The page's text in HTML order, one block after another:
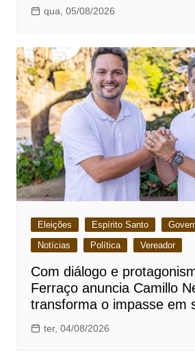
qua, 05/08/2026
Eleições Espírito Santo
Notícias
Política Vereador
Com diálogo e
Ferraço anuncia Camillo
transforma o impasse em
ter, 04/08/2026